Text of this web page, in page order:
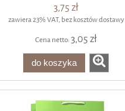
3,75 zł
zawiera 23% VAT, bez kosztów dostawy
Cena netto:3,05 zł
do koszyka